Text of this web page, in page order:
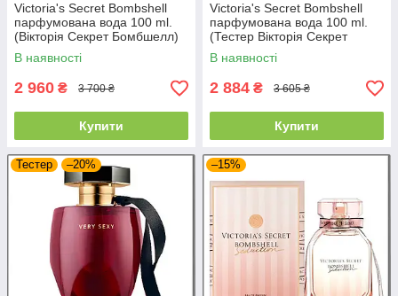
Victoria's Secret Bombshell
парфумована вода 100 ml.
(Вікторія Секрет Бомбшелл)
В наявності
2 960 ₴ 3 700 ₴
Купити
Victoria's Secret Bombshell
парфумована вода 100 ml.
(Тестер Вікторія Секрет
Бомбшелл)
В наявності
2 884 ₴ 3 605 ₴
Купити
Тестер –20% –15%